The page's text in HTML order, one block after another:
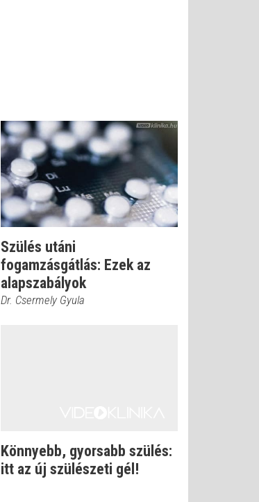
Szülés utáni
fogamzásgátlás: Ezek az
alapszabályok
Dr. Csermely Gyula
Könnyebb, gyorsabb szülés:
itt az új szülészeti gél!